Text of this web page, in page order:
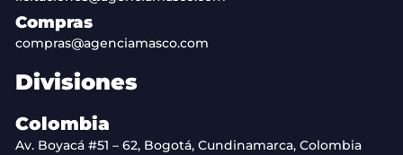
Compras
compras@agenciamasco.com
Divisiones
Colombia
Av. Boyacá #51 – 62, Bogotá, Cundinamarca, Colombia